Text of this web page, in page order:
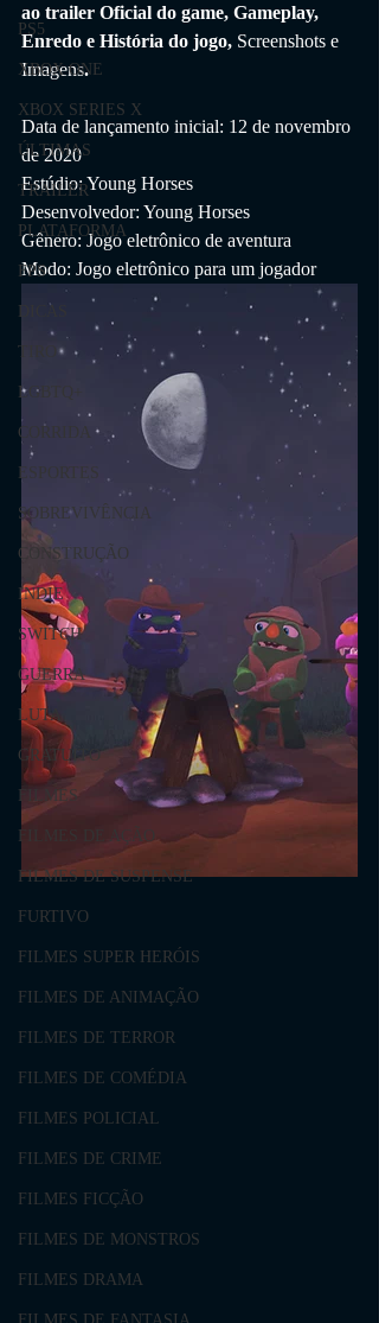
PS5
XBOX ONE
XBOX SERIES X
ÚLTIMAS
TRAILER
PLATAFORMA
FPS
TIRO
LGBTQ+
CORRIDA
ESPORTES
SOBREVIVÊNCIA
CONSTRUÇÃO
INDIE
SWITCH
GUERRA
LUTA
GRATUITO
FILMES
FILMES DE AÇÃO
FILMES DE SUSPENSE
FURTIVO
FILMES SUPER HERÓIS
FILMES DE ANIMAÇÃO
FILMES DE TERROR
FILMES DE COMÉDIA
FILMES POLICIAL
FILMES DE CRIME
FILMES FICÇÃO
FILMES DE MONSTROS
FILMES DRAMA
ao trailer Oficial do game, Gameplay,
Enredo e História do jogo, Screenshots e
Imagens.
Data de lançamento inicial: 12 de novembro
de 2020
Estúdio: Young Horses
Desenvolvedor: Young Horses
Gênero: Jogo eletrônico de aventura
Modo: Jogo eletrônico para um jogador